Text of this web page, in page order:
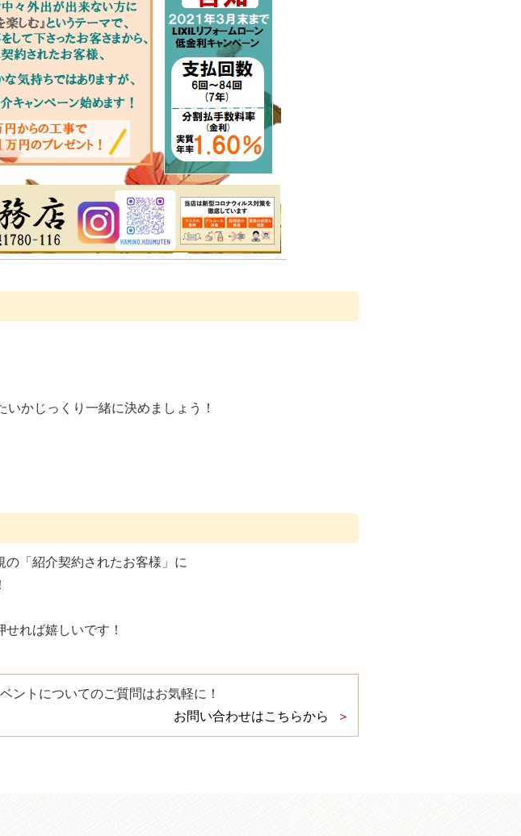
かじっくり一緒に決めましょう！
の「紹介契約されたお客様」に
れば嬉しいです！
ントについてのご質問はお気軽に！
お問い合わせはこちらから